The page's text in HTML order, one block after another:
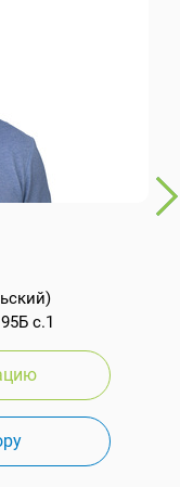
с.1